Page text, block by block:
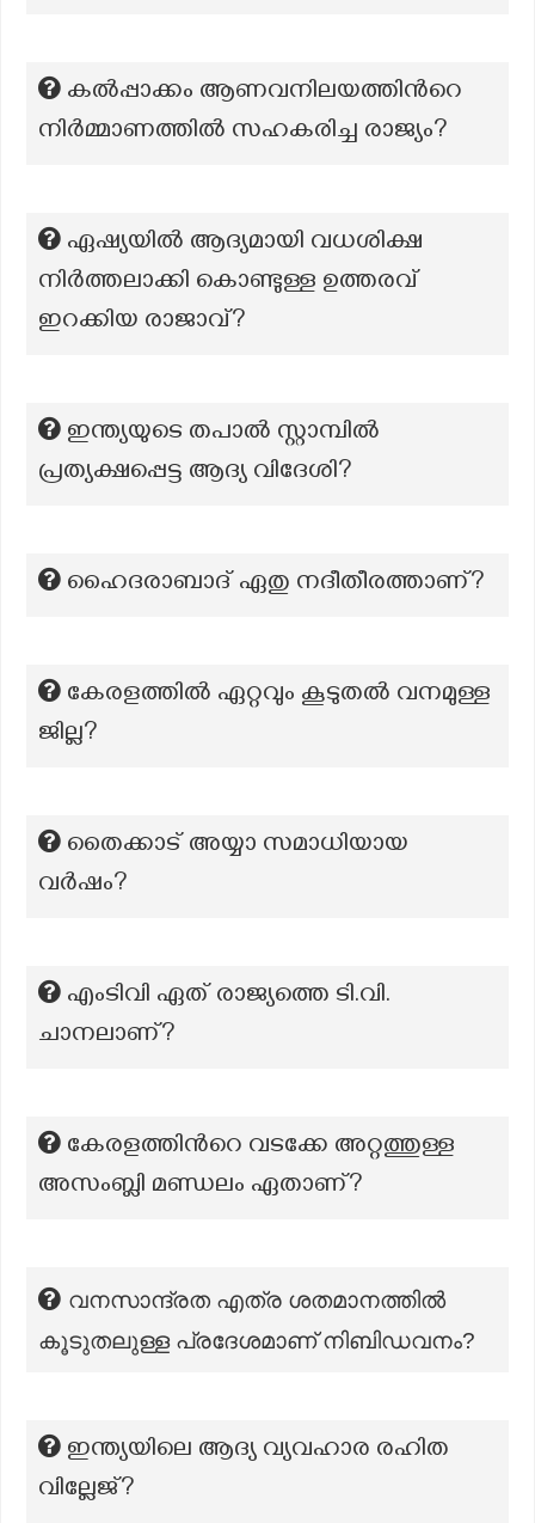
കൽപ്പാക്കം ആണവനിലയത്തിന്‍റെ
നിർമ്മാണത്തിൽ സഹകരിച്ച രാജ്യം?
ഏഷ്യയിൽ ആദ്യമായി വധശിക്ഷ
നിർത്തലാക്കി കൊണ്ടുള്ള ഉത്തരവ്
ഇറക്കിയ രാജാവ്?
ഇന്ത്യയുടെ തപാൽ സ്റ്റാമ്പിൽ
പ്രത്യക്ഷപ്പെട്ട ആദ്യ വിദേശി?
ഹൈദരാബാദ് ഏതു നദീതീരത്താണ്?
കേരളത്തിൽ ഏറ്റവും കൂടുതൽ വനമുള്ള
ജില്ല?
തൈക്കാട് അയ്യാ സമാധിയായ
വർഷം?
എംടിവി ഏത് രാജ്യത്തെ ടി.വി.
ചാനലാണ്?
കേരളത്തിന്‍റെ വടക്കേ അറ്റത്തുള്ള
അസംബ്ലി മണ്ഡലം ഏതാണ്?
വനസാന്ദ്രത എത്ര ശതമാനത്തിൽ
കൂടുതലുള്ള പ്രദേശമാണ് നിബിഡവനം?
ഇന്ത്യയിലെ ആദ്യ വ്യവഹാര രഹിത
വില്ലേജ്?